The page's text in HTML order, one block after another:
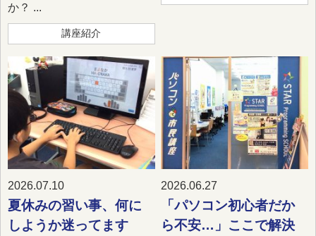
か？ ...
講座紹介
2026.07.10
夏休みの習い事、何に
しようか迷ってます
2026.06.27
「パソコン初心者だか
ら不安…」ここで解決